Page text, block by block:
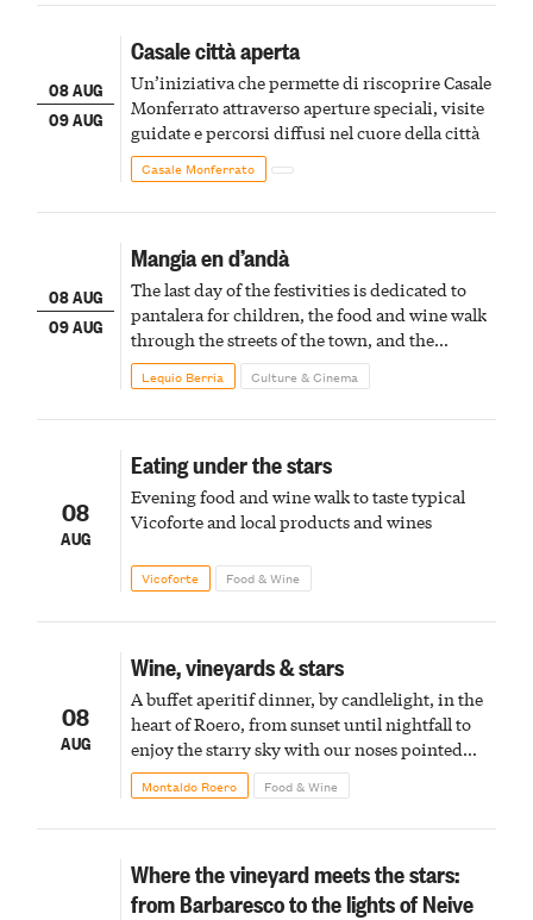
08 AUG
09 AUG
Casale città aperta
Un’iniziativa che permette di riscoprire Casale
Monferrato attraverso aperture speciali, visite
guidate e percorsi diffusi nel cuore della città
Casale Monferrato
08 AUG
09 AUG
Mangia en d’andà
The last day of the festivities is dedicated to
pantalera for children, the food and wine walk
through the streets of the town, and the
fireworks finale
Lequio Berria Culture & Cinema
08
AUG
Eating under the stars
Evening food and wine walk to taste typical
Vicoforte and local products and wines
Vicoforte Food & Wine
08
AUG
Wine, vineyards & stars
A buffet aperitif dinner, by candlelight, in the
heart of Roero, from sunset until nightfall to
enjoy the starry sky with our noses pointed
upward
Montaldo Roero Food & Wine
Where the vineyard meets the stars:
from Barbaresco to the lights of Neive